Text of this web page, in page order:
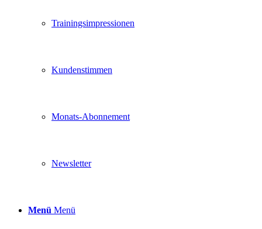
Trainingsimpressionen
Kundenstimmen
Monats-Abonnement
Newsletter
Menü Menü